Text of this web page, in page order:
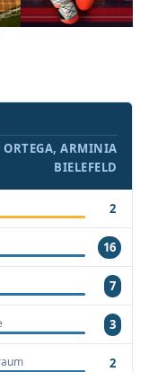
ORTEGA, ARMINIA
BIELEFELD
2
16
7
3
2